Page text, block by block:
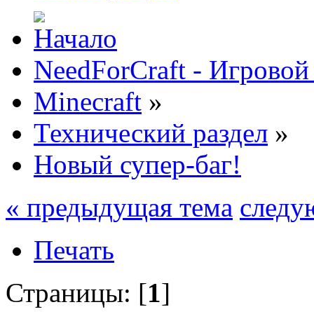
NeedForCraft -
Minecraft »
Технический раздел »
Новый супер-баг!
« предыдущая тема
Печать
Страницы: [1]